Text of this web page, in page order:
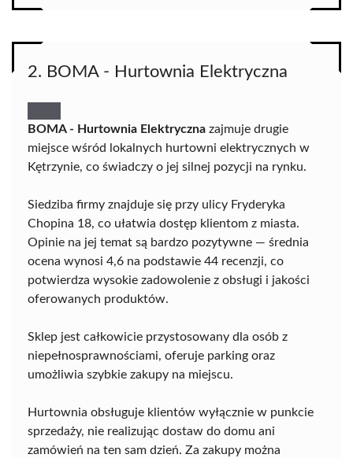
2. BOMA - Hurtownia Elektryczna
BOMA - Hurtownia Elektryczna zajmuje drugie
miejsce wśród lokalnych hurtowni elektrycznych w
Kętrzynie, co świadczy o jej silnej pozycji na rynku.
Siedziba firmy znajduje się przy ulicy Fryderyka
Chopina 18, co ułatwia dostęp klientom z miasta.
Opinie na jej temat są bardzo pozytywne — średnia
ocena wynosi 4,6 na podstawie 44 recenzji, co
potwierdza wysokie zadowolenie z obsługi i jakości
oferowanych produktów.
Sklep jest całkowicie przystosowany dla osób z
niepełnosprawnościami, oferuje parking oraz
umożliwia szybkie zakupy na miejscu.
Hurtownia obsługuje klientów wyłącznie w punkcie
sprzedaży, nie realizując dostaw do domu ani
zamówień na ten sam dzień. Za zakupy można